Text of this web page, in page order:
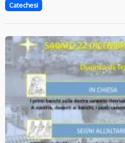
Catechesi